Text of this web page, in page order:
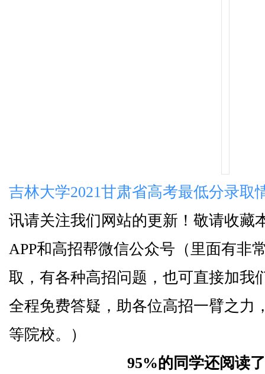
吉林大学2021甘肃省高考最低分录取
讯请关注我们网站的更新！敬请收藏
APP和高招帮微信公众号（里面有非
取，有各种高招问题，也可直接加我
全程免费答疑，助各位高招一臂之力
等院校。）
95%的同学还阅读